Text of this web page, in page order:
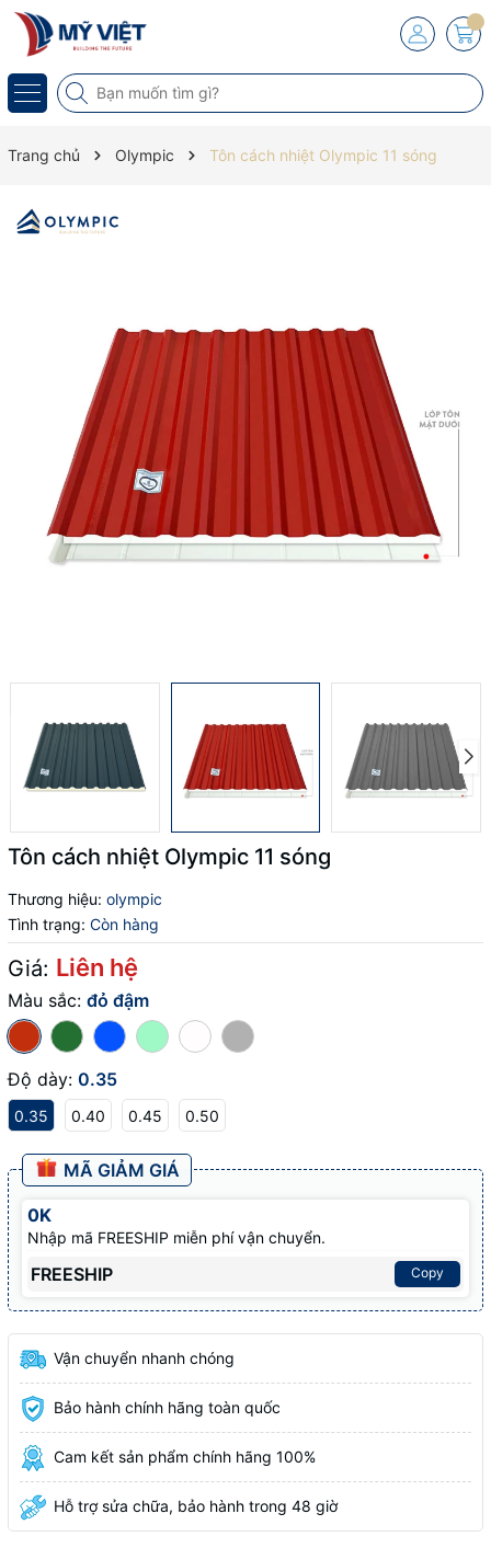
Trang chủ Olympic Tôn cách nhiệt Olympic 11 sóng
Tôn cách nhiệt Olympic 11 sóng
Thương hiệu: olympic
Tình trạng: Còn hàng
Giá: Liên hệ
Màu sắc: đỏ đậm
Độ dày: 0.35
0.35 0.40 0.45 0.50
MÃ GIẢM GIÁ
0K
Nhập mã FREESHIP miễn phí vận chuyển.
FREESHIP Copy
Vận chuyển nhanh chóng
Bảo hành chính hãng toàn quốc
Cam kết sản phẩm chính hãng 100%
Hỗ trợ sửa chữa, bảo hành trong 48 giờ